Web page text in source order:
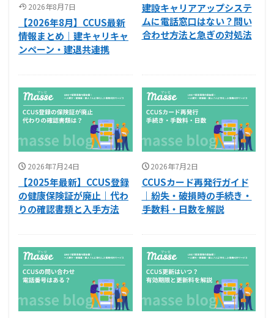
2026年8月7日
【2026年8月】CCUS最新
情報まとめ｜建キャリキャ
ンペーン・建退共連携
建設キャリアアップシステ
ムに電話窓口はない？問い
合わせ方法と急ぎの対処法
2026年7月24日
【2025年最新】CCUS登録
の健康保険証が廃止｜代わ
りの確認書類と入手方法
2026年7月2日
CCUSカード再発行ガイド
｜紛失・破損時の手続き・
手数料・日数を解説